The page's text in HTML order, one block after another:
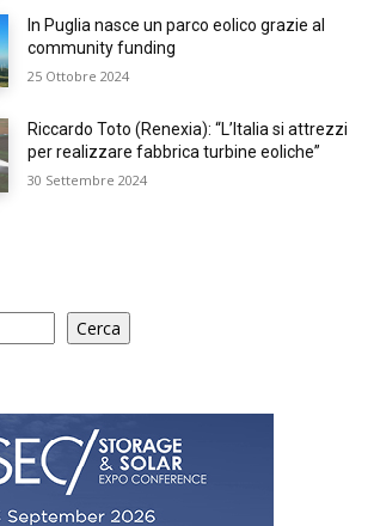
In Puglia nasce un parco eolico grazie al
community funding
25 Ottobre 2024
Riccardo Toto (Renexia): “L’Italia si attrezzi
per realizzare fabbrica turbine eoliche”
30 Settembre 2024
Cerca